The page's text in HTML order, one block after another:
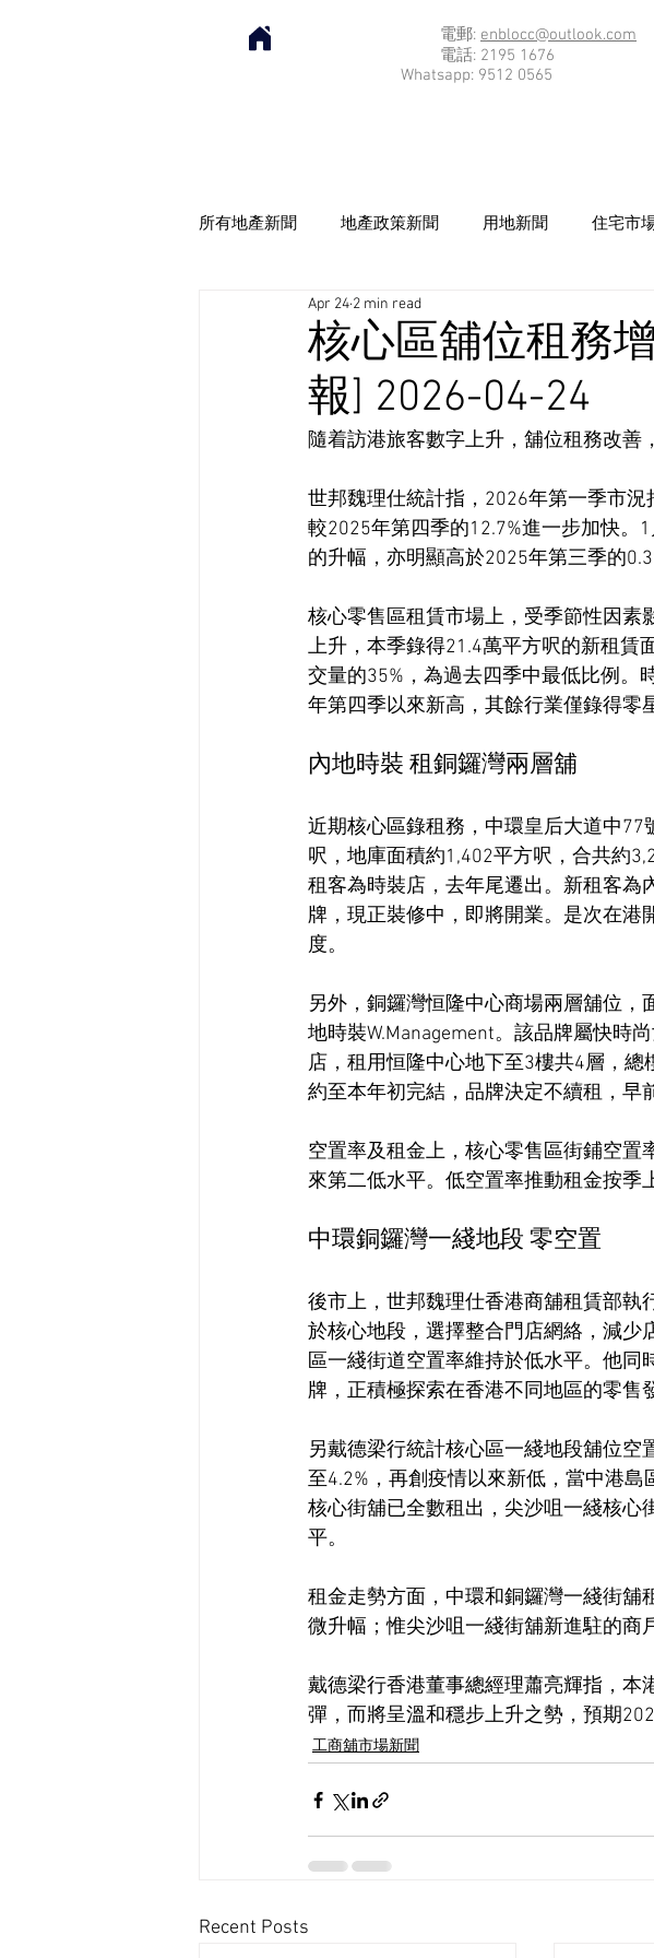
電郵: enblocc@outlook.com
電話: 2195 1676
Whatsapp: 9512 0565
所有地產新聞 地產政策新聞 用地新聞 住宅市
核心區舖位租務
報] 2026-04-24
Apr 24 2 min read
隨着訪港旅客數字上升，舖位租務改善
世邦魏理仕統計指，2026年第一季市況
較2025年第四季的12.7%進一步加快。
的升幅，亦明顯高於2025年第三季的
核心零售區租賃市場上，受季節性因素
上升，本季錄得21.4萬平方呎的新租賃
交量的35%，為過去四季中最低比例。
年第四季以來新高，其餘行業僅錄得零
內地時裝 租銅鑼灣兩層舖
近期核心區錄租務，中環皇后大道中
呎，地庫面積約1,402平方呎，合共約
租客為時裝店，去年尾遷出。新租客為
牌，現正裝修中，即將開業。是次在港
度。
另外，銅鑼灣恒隆中心商場兩層舖位，
地時裝W.Management。該品牌屬快時
店，租用恒隆中心地下至3樓共4層，
約至本年初完結，品牌決定不續租，早
空置率及租金上，核心零售區街鋪空置
來第二低水平。低空置率推動租金按季
中環銅鑼灣一綫地段 零空置
後市上，世邦魏理仕香港商舖租賃部執
於核心地段，選擇整合門店網絡，減少
區一綫街道空置率維持於低水平。他
牌，正積極探索在香港不同地區的零售
另戴德梁行統計核心區一綫地段舖位空
至4.2%，再創疫情以來新低，當中港
核心街舖已全數租出，尖沙咀一綫核心
平。
租金走勢方面，中環和銅鑼灣一綫街舖
微升幅；惟尖沙咀一綫街舖新進駐的商
戴德梁行香港董事總經理蕭亮輝指，本
彈，而將呈溫和穩步上升之勢，預期
工商舖市場新聞
Recent Posts